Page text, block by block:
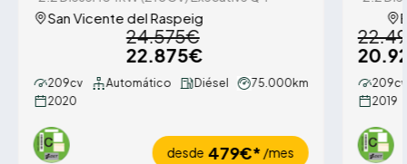
San Vicente del Raspeig
24.575€
22.875€
209cv Automático Diésel
75.000km
2020
desde 479€*/mes
209cv
2019